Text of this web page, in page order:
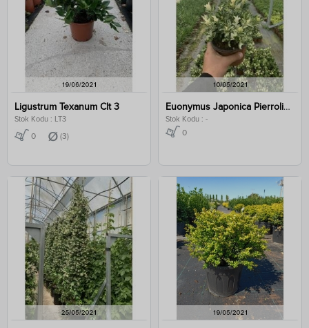
Ligustrum Texanum Clt 3
Stok Kodu : LT3
0 (3)
Euonymus Japonica Pierrolino Sense Clt 1,5
Stok Kodu : -
0